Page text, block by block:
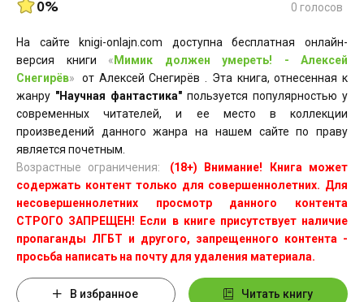
0% 0 голосов
На сайте knigi-onlajn.com доступна бесплатная онлайн-
версия книги « Мимик должен умереть! - Алексей
Снегирёв»
от Алексей Снегирёв . Эта книга, отнесенная к
жанру "Научная фантастика" пользуется популярностью у
современных читателей, и ее место в коллекции
произведений данного жанра на нашем сайте по праву
является почетным.
Возрастные ограничения:
(18+) Внимание! Книга может
содержать контент только для совершеннолетних. Для
несовершеннолетних просмотр данного контента
СТРОГО ЗАПРЕЩЕН! Если в книге присутствует наличие
пропаганды ЛГБТ и другого, запрещенного контента -
просьба написать на почту для удаления материала.
В избранное Читать книгу